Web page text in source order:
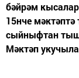
бәйрәм
15нче мәктәптә
сыйныфтан тыш
Мәктәп